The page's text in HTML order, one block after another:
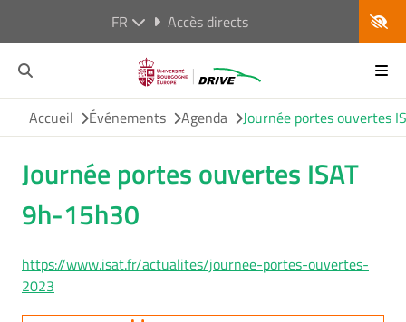
FR Accès directs
Accueil Événements Agenda Journée portes ouvertes
Journée portes ouvertes ISAT
9h-15h30
https://www.isat.fr/actualites/journee-portes-ouvertes-
2023